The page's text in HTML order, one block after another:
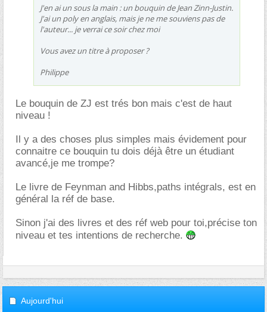
J'en ai un sous la main : un bouquin de Jean Zinn-Justin.
J'ai un poly en anglais, mais je ne me souviens pas de
l'auteur... je verrai ce soir chez moi
Vous avez un titre à proposer ?
Philippe
Le bouquin de ZJ est trés bon mais c'est de haut
niveau !
Il y a des choses plus simples mais évidement pour
connaitre ce bouquin tu dois déjà être un étudiant
avancé,je me trompe?
Le livre de Feynman and Hibbs,paths intégrals, est en
général la réf de base.
Sinon j'ai des livres et des réf web pour toi,précise ton
niveau et tes intentions de recherche.
Aujourd'hui